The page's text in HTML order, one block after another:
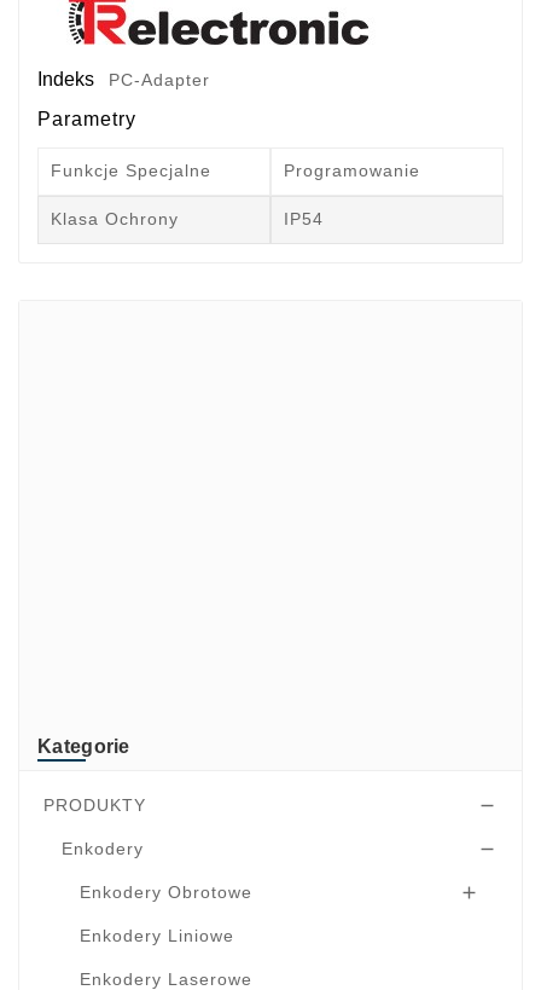
Indeks PC-Adapter
Parametry
Funkcje Specjalne Programowanie
Klasa Ochrony IP54
Kategorie
PRODUKTY 
Enkodery 
Enkodery Obrotowe 
Enkodery Liniowe
Enkodery Laserowe